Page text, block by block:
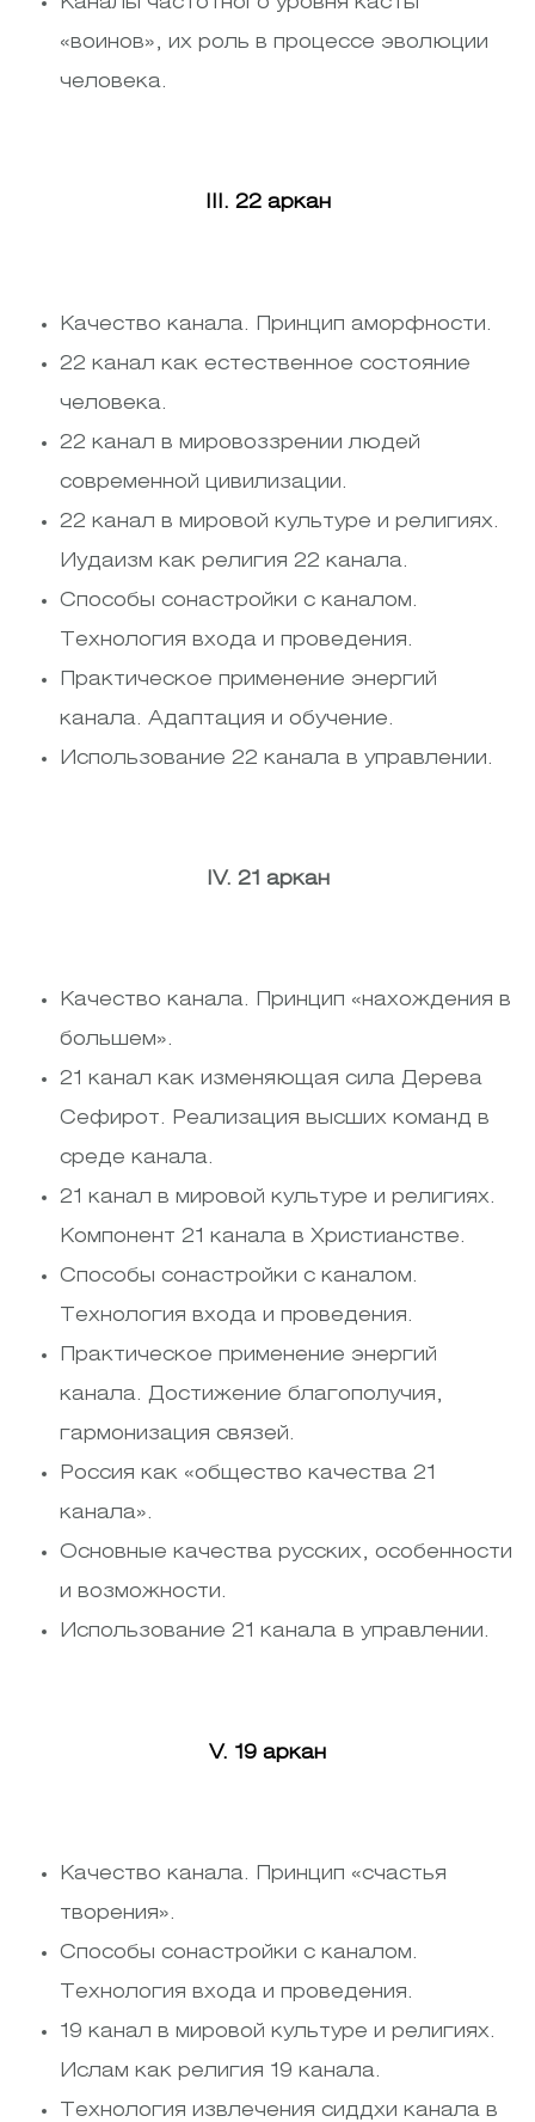
«воинов», их роль в процессе эволюции
человека.
III. 22 аркан
Качество канала. Принцип аморфности.
22 канал как естественное состояние
человека.
22 канал в мировоззрении людей
современной цивилизации.
22 канал в мировой культуре и религиях.
Иудаизм как религия 22 канала.
Способы сонастройки с каналом.
Технология входа и проведения.
Практическое применение энергий
канала. Адаптация и обучение.
Использование 22 канала в управлении.
IV. 21 аркан
Качество канала. Принцип «нахождения в
большем».
21 канал как изменяющая сила Дерева
Сефирот. Реализация высших команд в
среде канала.
21 канал в мировой культуре и религиях.
Компонент 21 канала в Христианстве.
Способы сонастройки с каналом.
Технология входа и проведения.
Практическое применение энергий
канала. Достижение благополучия,
гармонизация связей.
Россия как «общество качества 21
канала».
Основные качества русских, особенности
и возможности.
Использование 21 канала в управлении.
V. 19 аркан
Качество канала. Принцип «счастья
творения».
Способы сонастройки с каналом.
Технология входа и проведения.
19 канал в мировой культуре и религиях.
Ислам как религия 19 канала.
Технология извлечения сиддхи канала в